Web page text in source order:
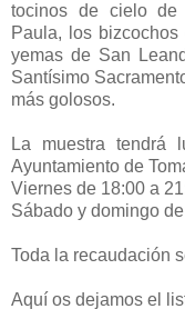
tocinos de cielo de
Paula, los
yemas de San
Santísimo
más golosos.
La muestra
Ayuntamiento de
Viernes de 18:00 a
Sábado y domingo
Toda la recaudación
Aquí os dejamos el